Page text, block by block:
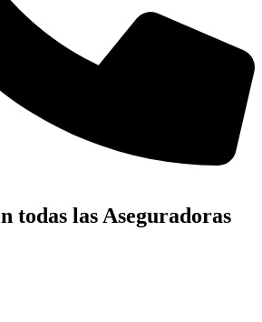
todas las Aseguradoras